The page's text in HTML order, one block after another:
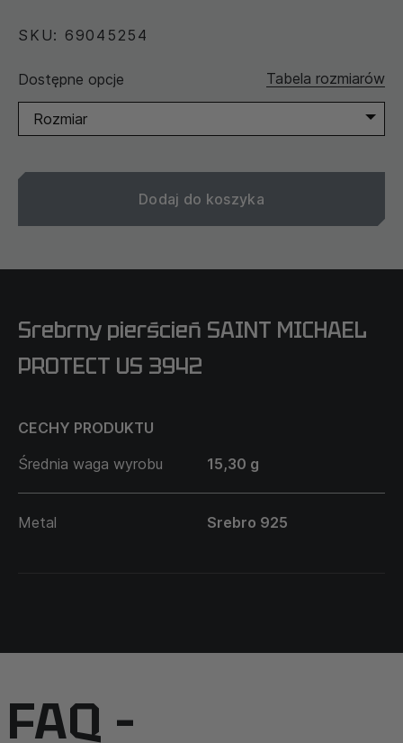
SKU: 69045254
Dostępne opcje Tabela rozmiarów
Rozmiar
Dodaj do koszyka
Srebrny pierścień SAINT MICHAEL
PROTECT US 3942
CECHY PRODUKTU
Średnia waga wyrobu
15,30 g
Metal Srebro 925
FAQ –